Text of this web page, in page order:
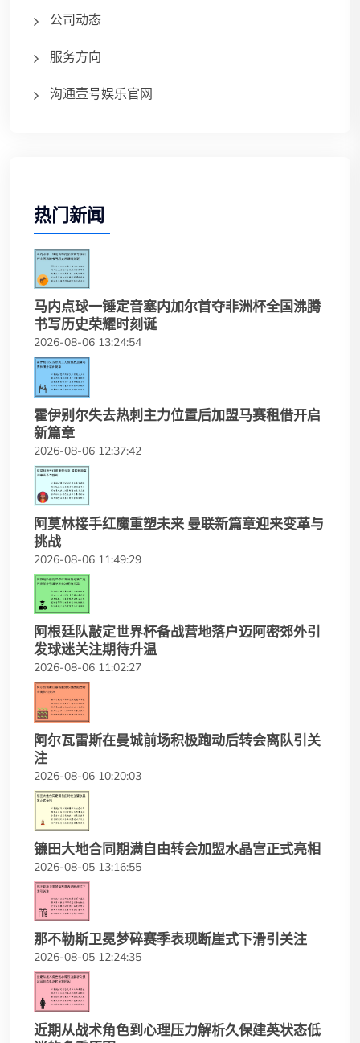
公司动态
服务方向
沟通壹号娱乐官网
热门新闻
马内点球一锤定音塞内加尔首夺非洲杯全国沸腾
书写历史荣耀时刻诞
2026-08-06 13:24:54
霍伊别尔失去热刺主力位置后加盟马赛租借开启
新篇章
2026-08-06 12:37:42
阿莫林接手红魔重塑未来 曼联新篇章迎来变革与
挑战
2026-08-06 11:49:29
阿根廷队敲定世界杯备战营地落户迈阿密郊外引
发球迷关注期待升温
2026-08-06 11:02:27
阿尔瓦雷斯在曼城前场积极跑动后转会离队引关
注
2026-08-06 10:20:03
镰田大地合同期满自由转会加盟水晶宫正式亮相
2026-08-05 13:16:55
那不勒斯卫冕梦碎赛季表现断崖式下滑引关注
2026-08-05 12:24:35
近期从战术角色到心理压力解析久保建英状态低